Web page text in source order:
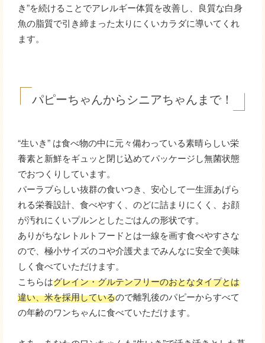
き”を続けることでアレルギー体質を改善し、良質な白身
魚の脂質で引き締まった太りにくいカラダに導いてくれ
ます。
パピーちゃんからシニアちゃんまで！
“生いき” は食べ物の中に元々備わっている素晴らしい栄
養素と新鮮をギュッと閉じ込めてパッケージし無菌状態
でおつくりしています。
パーラブらしい抜群の食いつき、安心して一生涯あげら
れる栄養設計、食べやすく、のどに詰まりにくく、お顔
が汚れにくいプルンとしたごはんの形状です。
ありがちなレトルトフードとは一線を画す食べやすさな
ので、極小サイズのコや介護犬までみんなに安全で美味
しく食べていただけます。
こちらはグレイン・グルテンフリーのおとなタイプとは
違い、米を採用しているので離乳後のパピーからすべて
の年齢のワンちゃんに食べていただけます。